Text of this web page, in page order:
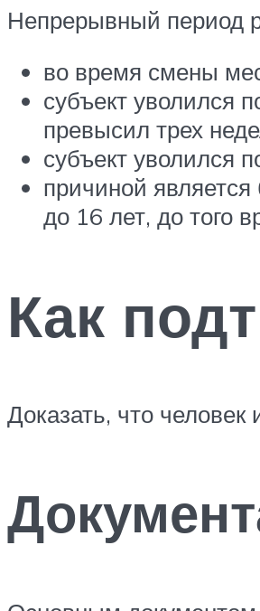
Непрерывный период
во время смены
субъект уволился
превысил трех
субъект уволился
причиной
до 16 лет, до того
Как
Доказать, что